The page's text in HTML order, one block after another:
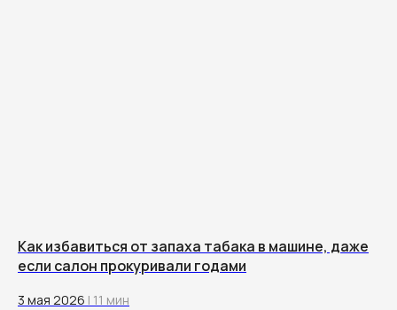
Как избавиться от запаха табака в машине, даже
если салон прокуривали годами
3 мая 2026 | 11 мин